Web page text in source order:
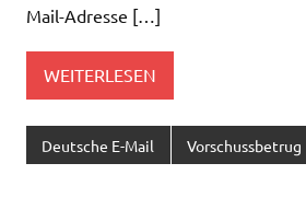
Mail-Adresse […]
WEITERLESEN
Deutsche E-Mail Vorschussbetrug